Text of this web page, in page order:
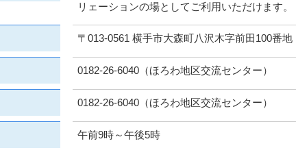
リェーションの場としてご利用いただけます。
〒013-0561 横手市大森町八沢木字前田100番地
0182-26-6040（ほろわ地区交流センター）
0182-26-6040（ほろわ地区交流センター）
午前9時～午後5時